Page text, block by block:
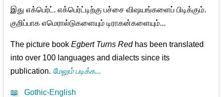
இது எக்பெர்ட். எக்பெர்ட்டிற்கு பச்சை விஷயங்களைப் பிடிக்கும்.
குறிப்பாக எமெரால்டுகளையும் டிராகன்களையும்...
The picture bookEgbert Turns Redhas been translated
into over 100 languages and dialects since its
publication. மேலும் படிக்க...
📖 Gothic-English